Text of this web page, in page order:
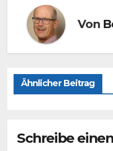
o
o
k
o
n
Von
Ähnlicher Beitrag
Schreibe